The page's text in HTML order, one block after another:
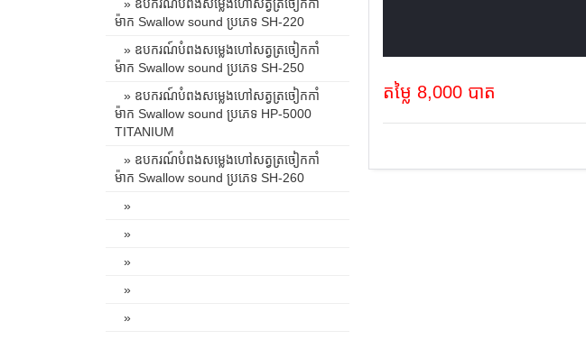
តម្លៃ 8,000 បាត
» ឧបករណ៍បំពងសម្លេងហៅសត្វត្រចៀកកាំ
ម៉ាក Swallow sound ប្រភេទ SH-220
» ឧបករណ៍បំពងសម្លេងហៅសត្វត្រចៀកកាំ
ម៉ាក Swallow sound ប្រភេទ SH-250
» ឧបករណ៍បំពងសម្លេងហៅសត្វត្រចៀកកាំ
ម៉ាក Swallow sound ប្រភេទ HP-5000
TITANIUM
» ឧបករណ៍បំពងសម្លេងហៅសត្វត្រចៀកកាំ
ម៉ាក Swallow sound ប្រភេទ SH-260
»
»
»
»
»